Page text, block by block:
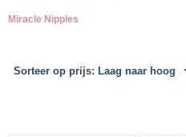
Miracle Nipples
Sorteer op prijs: Laag naar hoog